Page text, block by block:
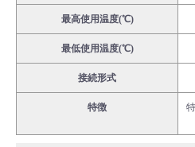
languageLanguage：日本語／
お問い合わせ
最高使用温度(℃)
最低使用温度(℃)
接続形式
特徴